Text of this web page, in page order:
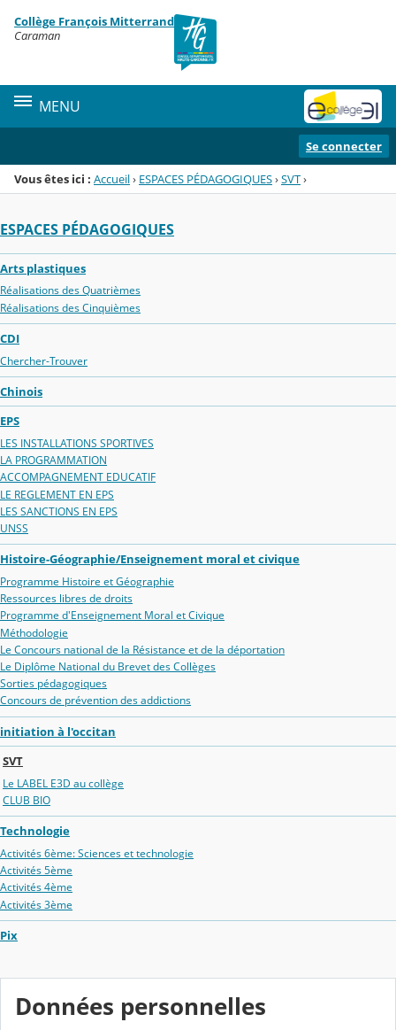
Menu de la rubrique
Contenu
Collège François Mitterrand
Caraman
MENU
Se connecter
Vous êtes ici : Accueil› ESPACES PÉDAGOGIQUES›SVT›
ESPACES PÉDAGOGIQUES
Arts plastiques
Réalisations des Quatrièmes
Réalisations des Cinquièmes
CDI
Chercher-Trouver
Chinois
EPS
LES INSTALLATIONS SPORTIVES
LA PROGRAMMATION
ACCOMPAGNEMENT EDUCATIF
LE REGLEMENT EN EPS
LES SANCTIONS EN EPS
UNSS
Histoire-Géographie/Enseignement moral et civique
Programme Histoire et Géographie
Ressources libres de droits
Programme d'Enseignement Moral et Civique
Méthodologie
Le Concours national de la Résistance et de la déportation
Le Diplôme National du Brevet des Collèges
Sorties pédagogiques
Concours de prévention des addictions
initiation à l'occitan
SVT
Le LABEL E3D au collège
CLUB BIO
Technologie
Activités 6ème: Sciences et technologie
Activités 5ème
Activités 4ème
Activités 3ème
Pix
Données personnelles